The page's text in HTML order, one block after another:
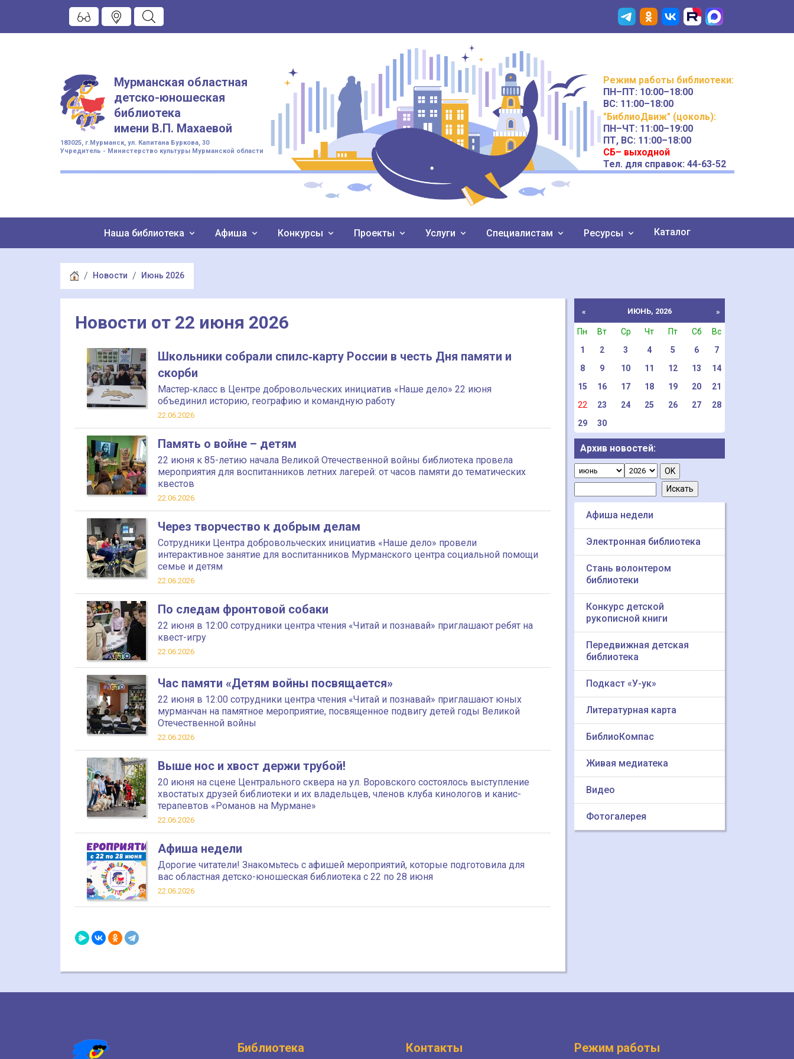
Мурманская областная
детско-юношеская
библиотека
имени В.П. Махаевой
183025, г.Мурманск, ул. Капитана Буркова, 30
Учредитель - Министерство культуры Мурманской области
Режим работы библиотеки:
ПН–ПТ: 10:00–18:00
ВС: 11:00–18:00
"БиблиоДвиж" (цоколь):
ПН–ЧТ: 11:00–19:00
ПТ, ВС: 11:00–18:00
СБ– выходной
Тел. для справок: 44-63-52
Наша библиотека Афиша Конкурсы Проекты Услуги Специалистам Ресурсы Каталог
Новости Июнь 2026
Новости от 22 июня 2026
Школьники собрали спилс‑карту России в честь Дня памяти и
скорби
Мастер‑класс в Центре добровольческих инициатив «Наше дело» 22 июня
объединил историю, географию и командную работу
22.06.2026
Память о войне – детям
22 июня к 85-летию начала Великой Отечественной войны библиотека провела
мероприятия для воспитанников летних лагерей: от часов памяти до тематических
квестов
22.06.2026
Через творчество к добрым делам
Сотрудники Центра добровольческих инициатив «Наше дело» провели
интерактивное занятие для воспитанников Мурманского центра социальной помощи
семье и детям
22.06.2026
По следам фронтовой собаки
22 июня в 12:00 сотрудники центра чтения «Читай и познавай» приглашают ребят на
квест-игру
22.06.2026
Час памяти «Детям войны посвящается»
22 июня в 12:00 сотрудники центра чтения «Читай и познавай» приглашают юных
мурманчан на памятное мероприятие, посвященное подвигу детей годы Великой
Отечественной войны
22.06.2026
Выше нос и хвост держи трубой!
20 июня на сцене Центрального сквера на ул. Воровского состоялось выступление
хвостатых друзей библиотеки и их владельцев, членов клуба кинологов и канис-
терапевтов «Романов на Мурмане»
22.06.2026
Афиша недели
Дорогие читатели! Знакомьтесь с афишей мероприятий, которые подготовила для
вас областная детско-юношеская библиотека с 22 по 28 июня
22.06.2026
« ИЮНЬ, 2026 »
Пн Вт Ср Чт Пт Сб
Вс
1
2 3 4 5 6
7
8
9 10 11 12 13
14
15
16 17 18 19 20
21
22
23 24 25 26 27
28
29
30
Архив новостей:
Афиша недели
Электронная библиотека
Стань волонтером
библиотеки
Конкурс детской
рукописной книги
Передвижная детская
библиотека
Подкаст «У-ук»
Литературная карта
БиблиоКомпас
Живая медиатека
Видео
Фотогалерея
Библиотека Контакты Режим работы